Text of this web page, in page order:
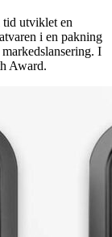
tid utviklet en
i en pakning
I
Award.